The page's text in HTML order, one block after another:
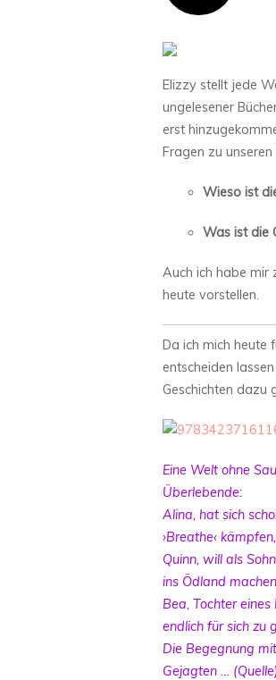
Elizzy stellt jede
ungelesener
erst
Fragen zu
Wieso ist
Was ist die
Auch ich habe mir
heute vorstellen.
Da ich mich heute
entscheiden
Geschichten dazu
Eine Welt ohne
Überlebende:
Alina, hat sich
›Breathe‹
Quinn, will als
ins Ödland
Bea, Tochter
endlich für sich zu
Die Begegnung
Gejagten … (Quelle